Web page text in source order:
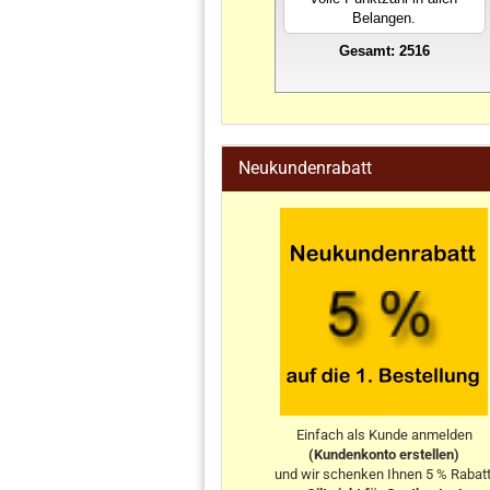
Belangen.
Gesamt: 2516
Neukundenrabatt
Einfach als Kunde anmelden
(Kundenkonto erstellen)
und wir schenken Ihnen 5 %